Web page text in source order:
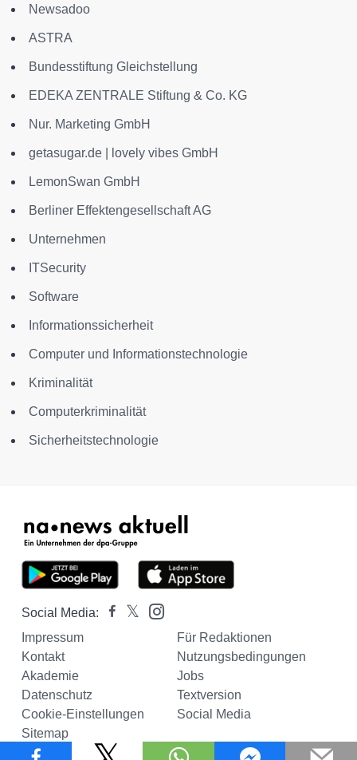
Newsadoo
ASTRA
Bundesstiftung Gleichstellung
EDEKA ZENTRALE Stiftung & Co. KG
Nur. Marketing GmbH
getasugar.de | lovely vibes GmbH
LemonSwan GmbH
Berliner Effektengesellschaft AG
Unternehmen
ITSecurity
Software
Informationssicherheit
Computer und Informationstechnologie
Kriminalität
Computerkriminalität
Sicherheitstechnologie
Social Media:
Impressum
Für Redaktionen
Kontakt
Nutzungsbedingungen
Akademie
Jobs
Datenschutz
Textversion
Cookie-Einstellungen
Social Media
Sitemap